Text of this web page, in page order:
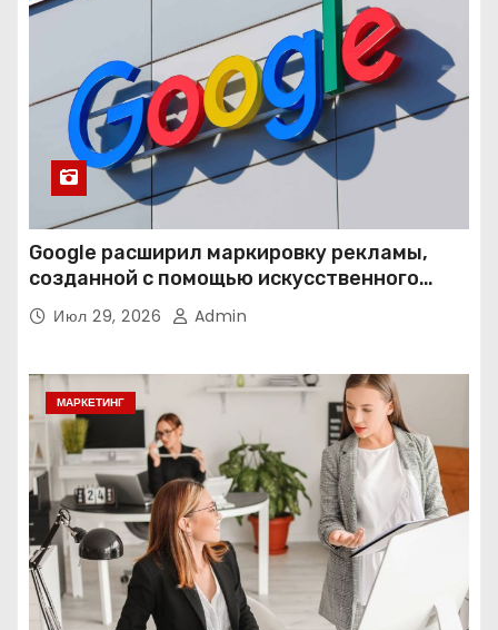
Google расширил маркировку рекламы,
созданной с помощью искусственного
интеллекта
Июл 29, 2026 Admin
МАРКЕТИНГ